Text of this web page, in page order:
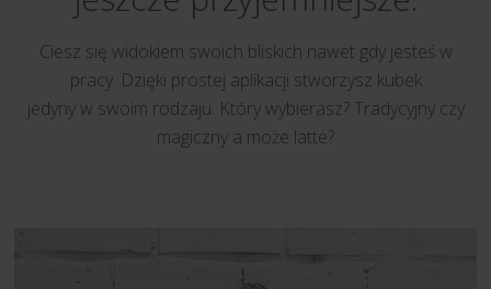
Ciesz się widokiem swoich bliskich nawet gdy jesteś w
pracy. Dzięki prostej aplikacji stworzysz kubek
jedyny w swoim rodzaju. Który wybierasz? Tradycyjny czy
magiczny a może latte?